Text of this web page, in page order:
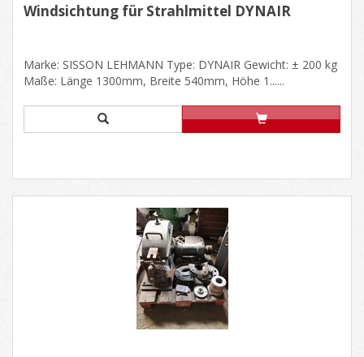
Windsichtung für Strahlmittel DYNAIR
Marke: SISSON LEHMANN Type: DYNAIR Gewicht: ± 200 kg
Maße: Länge 1300mm, Breite 540mm, Höhe 1......